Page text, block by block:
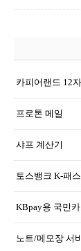
카피어랜드 12
프로톤 메일
샤프 계산기
토스뱅크 K-패
KBpay용 국민
노트/메모장 서